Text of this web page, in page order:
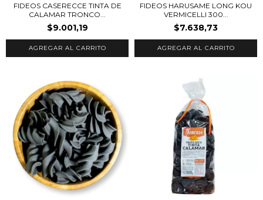
FIDEOS CASERECCE TINTA DE
CALAMAR TRONCO...
$9.001,19
FIDEOS HARUSAME LONG KOU
VERMICELLI 300...
$7.638,73